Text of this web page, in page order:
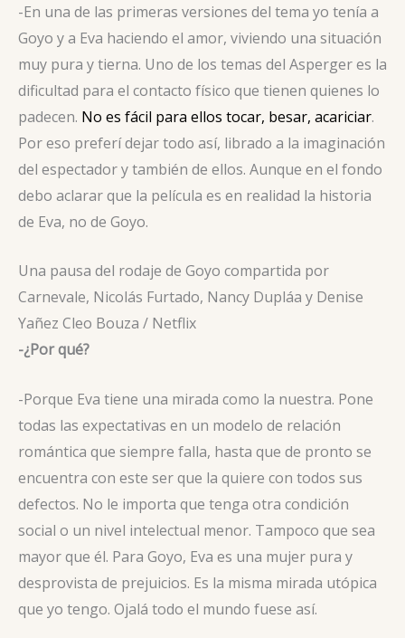
-En una de las primeras versiones del tema yo tenía a
Goyo y a Eva haciendo el amor, viviendo una situación
muy pura y tierna. Uno de los temas del Asperger es la
dificultad para el contacto físico que tienen quienes lo
padecen. No es fácil para ellos tocar, besar, acariciar.
Por eso preferí dejar todo así, librado a la imaginación
del espectador y también de ellos. Aunque en el fondo
debo aclarar que la película es en realidad la historia
de Eva, no de Goyo.
Una pausa del rodaje de Goyo compartida por
Carnevale, Nicolás Furtado, Nancy Dupláa y Denise
Yañez Cleo Bouza / Netflix
-¿Por qué?
-Porque Eva tiene una mirada como la nuestra. Pone
todas las expectativas en un modelo de relación
romántica que siempre falla, hasta que de pronto se
encuentra con este ser que la quiere con todos sus
defectos. No le importa que tenga otra condición
social o un nivel intelectual menor. Tampoco que sea
mayor que él. Para Goyo, Eva es una mujer pura y
desprovista de prejuicios. Es la misma mirada utópica
que yo tengo. Ojalá todo el mundo fuese así.